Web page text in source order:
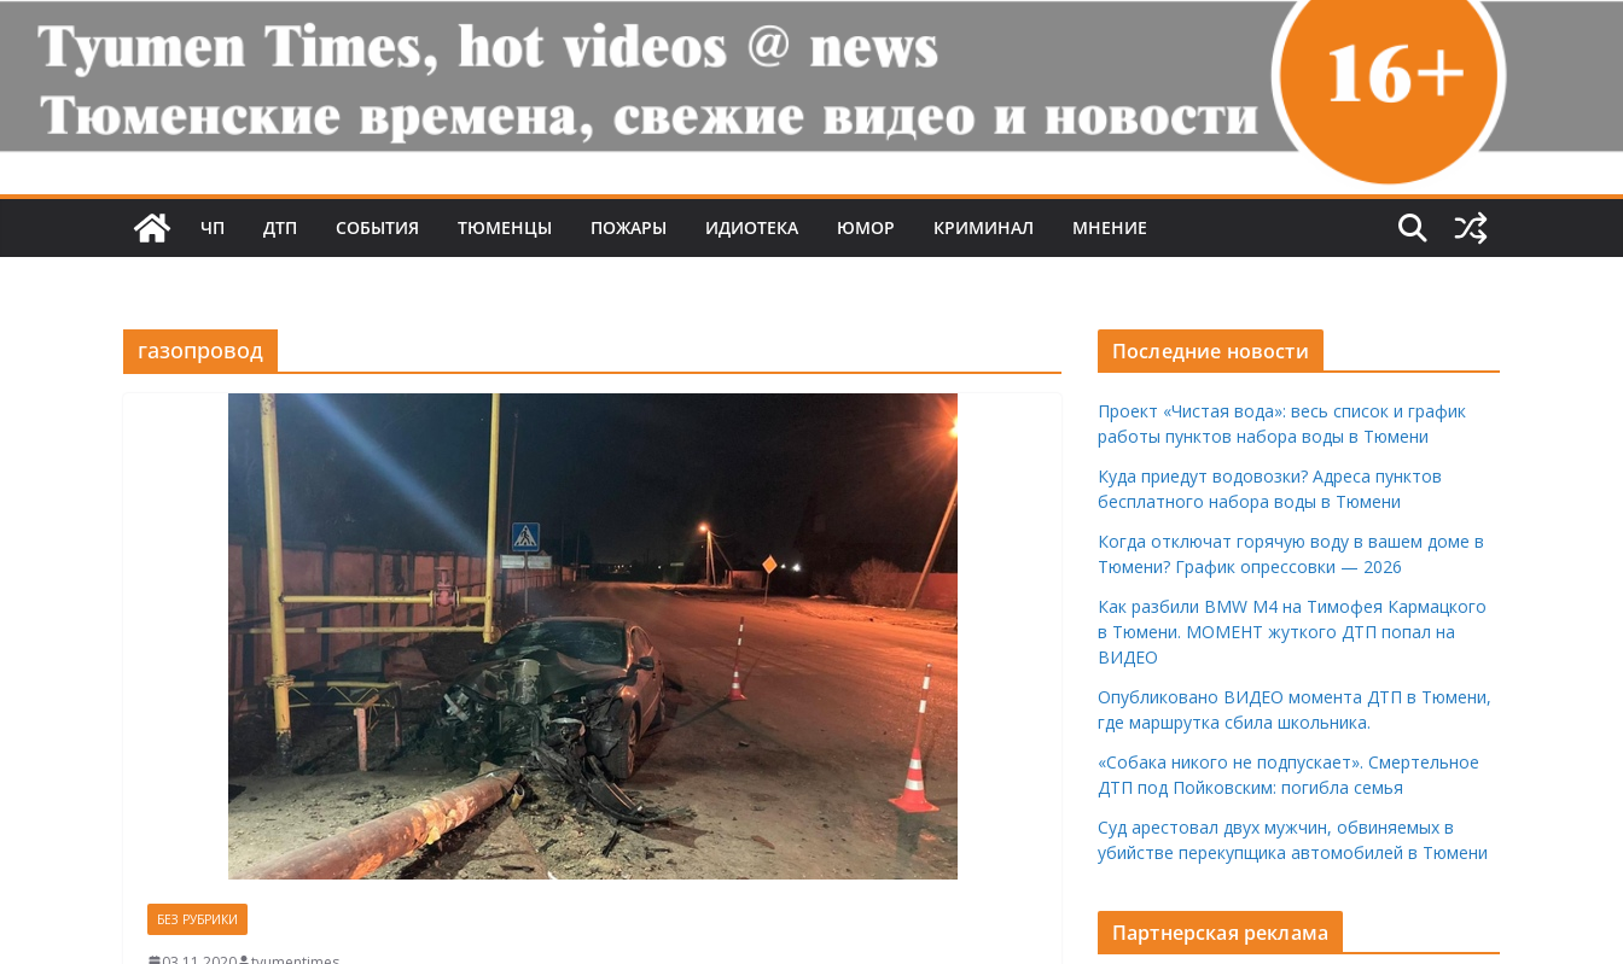
ЧП ДТП СОБЫТИЯ ТЮМЕНЦЫ ПОЖАРЫ ИДИОТЕКА ЮМОР КРИМИНАЛ МНЕНИЕ
газопровод
БЕЗ РУБРИКИ
Последние новости
Проект «Чистая вода»: весь список и график
работы пунктов набора воды в Тюмени
Куда приедут водовозки? Адреса пунктов
бесплатного набора воды в Тюмени
Когда отключат горячую воду в вашем доме в
Тюмени? График опрессовки — 2026
Как разбили BMW M4 на Тимофея Кармацкого
в Тюмени. МОМЕНТ жуткого ДТП попал на
ВИДЕО
Опубликовано ВИДЕО момента ДТП в Тюмени,
где маршрутка сбила школьника.
«Собака никого не подпускает». Смертельное
ДТП под Пойковским: погибла семья
Суд арестовал двух мужчин, обвиняемых в
убийстве перекупщика автомобилей в Тюмени
Партнерская реклама